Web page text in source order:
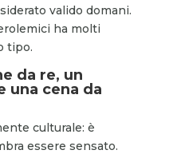
valido domani.
ha molti
tipo.
da re, un
una cena da
culturale: è
essere sensato.